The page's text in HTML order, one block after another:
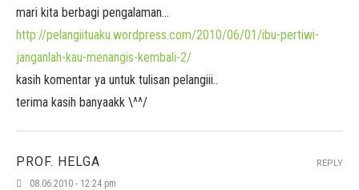
mari kita berbagi pengalaman…
http://pelangiituaku.wordpress.com/2010/06/01/ibu-pertiwi-
janganlah-kau-menangis-kembali-2/
kasih komentar ya untuk tulisan pelangiii..
terima kasih banyaakk \^^/
PROF. HELGA
08.06.2010 - 12:24 pm
REPLY